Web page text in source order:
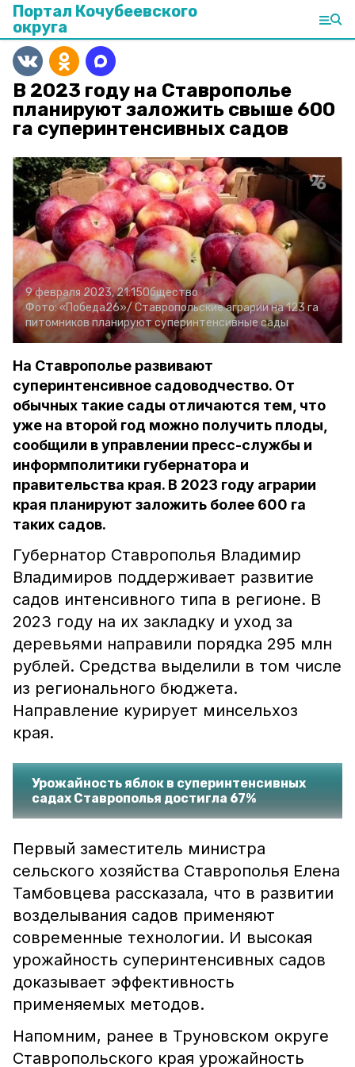
Портал Кочубеевского
округа
В 2023 году на Ставрополье
планируют заложить свыше 600
га суперинтенсивных садов
9 февраля 2023, 21:15Общество
Фото:«Победа26»/ Ставропольские аграрии на 123 га
питомников планируют суперинтенсивные сады
На Ставрополье развивают
суперинтенсивное садоводчество. От
обычных такие сады отличаются тем, что
уже на второй год можно получить плоды,
сообщили в управлении пресс-службы и
информполитики губернатора и
правительства края. В 2023 году аграрии
края планируют заложить более 600 га
таких садов.
Губернатор Ставрополья Владимир
Владимиров поддерживает развитие
садов интенсивного типа в регионе. В
2023 году на их закладку и уход за
деревьями направили порядка 295 млн
рублей. Средства выделили в том числе
из регионального бюджета.
Направление курирует минсельхоз
края.
Урожайность яблок в суперинтенсивных
садах Ставрополья достигла 67%
Первый заместитель министра
сельского хозяйства Ставрополья Елена
Тамбовцева рассказала, что в развитии
возделывания садов применяют
современные технологии. И высокая
урожайность суперинтенсивных садов
доказывает эффективность
применяемых методов.
Напомним, ранее в Труновском округе
Ставропольского края урожайность